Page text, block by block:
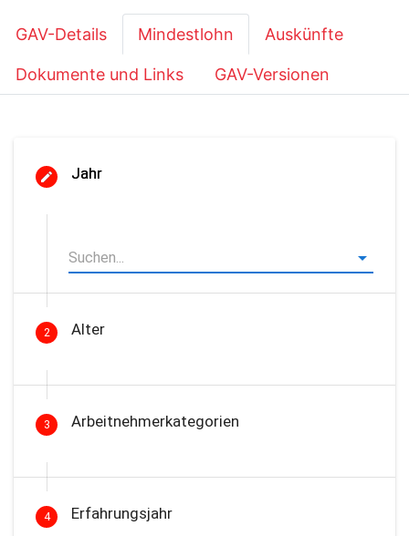
GAV-Details Mindestlohn Auskünfte
Dokumente und Links GAV-Versionen
Jahr
2 Alter
3 Arbeitnehmerkategorien
4 Erfahrungsjahr